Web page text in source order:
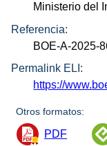
Ministerio del
Referencia:
BOE-A-2025-
Permalink ELI:
https://
Otros formatos:
PDF